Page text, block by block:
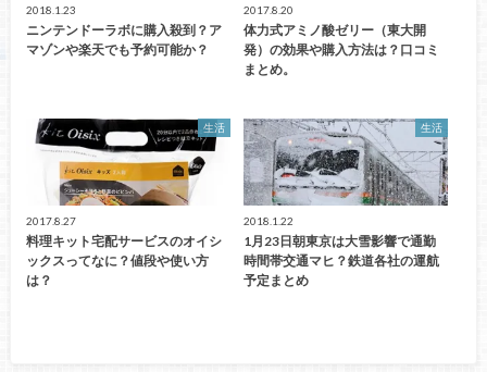
2018.1.23
ニンテンドーラボに購入殺到？ア
マゾンや楽天でも予約可能か？
2017.8.20
体力式アミノ酸ゼリー（東大開
発）の効果や購入方法は？口コミ
まとめ。
生活
2017.8.27
料理キット宅配サービスのオイシ
ックスってなに？値段や使い方
は？
生活
2018.1.22
1月23日朝東京は大雪影響で通勤
時間帯交通マヒ？鉄道各社の運航
予定まとめ